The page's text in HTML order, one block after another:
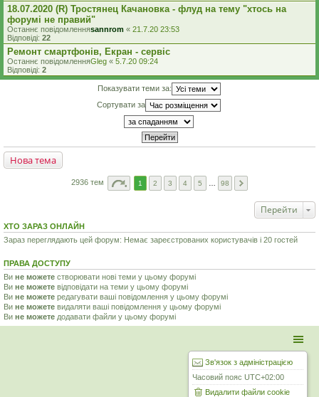
18.07.2020 (R) Тростянец Качановка - флуд на тему "хтось на
форумі не правий"
Останнє повідомленняsannrom « 21.7.20 23:53
Відповіді: 22
Ремонт смартфонів, Екран - сервіс
Останнє повідомленняGleg « 5.7.20 09:24
Відповіді: 2
Показувати теми за:
Сортувати за
Нова тема
2936 тем 1 2 3 4 5 98
Перейти
ХТО ЗАРАЗ ОНЛАЙН
Зараз переглядають цей форум: Немає зареєстрованих користувачів і 20 гостей
ПРАВА ДОСТУПУ
Ви не можете створювати нові теми у цьому форумі
Ви не можете відповідати на теми у цьому форумі
Ви не можете редагувати ваші повідомлення у цьому форумі
Ви не можете видаляти ваші повідомлення у цьому форумі
Ви не можете додавати файли у цьому форумі
Зв'язок з адміністрацією
Часовий пояс UTC+02:00
Видалити файли cookie